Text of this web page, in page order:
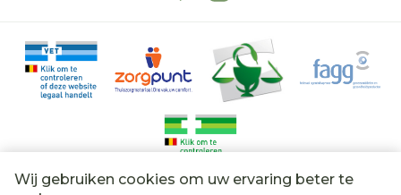
Wij gebruiken cookies om uw ervaring beter te